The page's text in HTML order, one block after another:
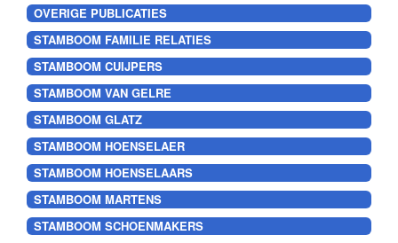
OVERIGE PUBLICATIES
STAMBOOM FAMILIE RELATIES
STAMBOOM CUIJPERS
STAMBOOM VAN GELRE
STAMBOOM GLATZ
STAMBOOM HOENSELAER
STAMBOOM HOENSELAARS
STAMBOOM MARTENS
STAMBOOM SCHOENMAKERS